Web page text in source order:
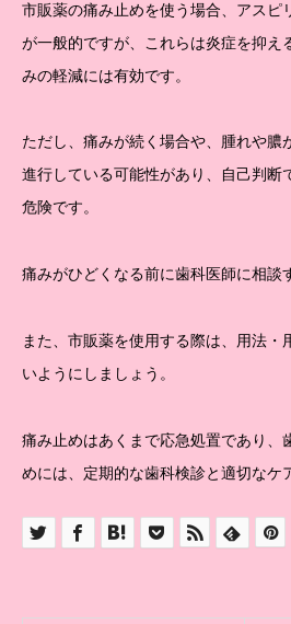
市販薬の痛み止めを使う場合、アスピ
が一般的ですが、これらは炎症を抑え
みの軽減には有効です。
ただし、痛みが続く場合や、腫れや膿
進行している可能性があり、自己判断
危険です。
痛みがひどくなる前に歯科医師に相談
また、市販薬を使用する際は、用法・
いようにしましょう。
痛み止めはあくまで応急処置であり、
めには、定期的な歯科検診と適切なケ